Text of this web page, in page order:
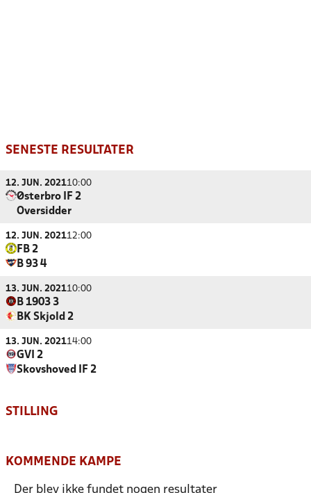
SENESTE RESULTATER
12. JUN. 202110:00
Østerbro IF 2
Oversidder
12. JUN. 202112:00
FB 2
B 93 4
13. JUN. 202110:00
B 1903 3
BK Skjold 2
13. JUN. 202114:00
GVI 2
Skovshoved IF 2
STILLING
KOMMENDE KAMPE
Der blev ikke fundet nogen resultater